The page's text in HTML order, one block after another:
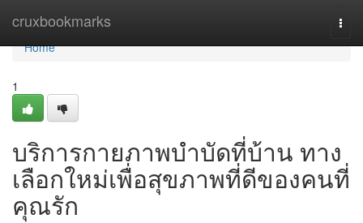
cruxbookmarks
Home
Home
1
บริการกายภาพบำบัดที่บ้าน ทาง
เลือกใหม่เพื่อสุขภาพที่ดีของคนที่
คุณรัก